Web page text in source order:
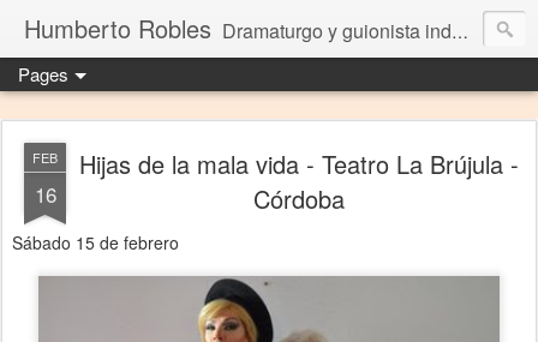
Humberto Robles Dramaturgo y guionista independiente
Pages
FEB
16
Hijas de la mala vida - Teatro La Brújula -
Córdoba
Sábado 15 de febrero